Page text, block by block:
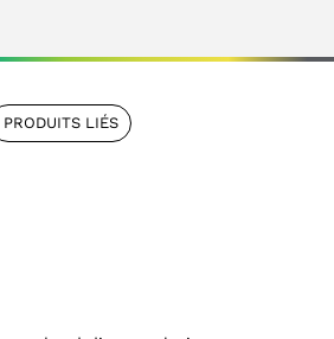
PRODUITS LIÉS